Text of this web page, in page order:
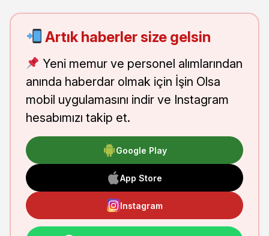
Artık haberler size gelsin
Yeni memur ve personel alımlarından
anında haberdar olmak için İşin Olsa
mobil uygulamasını indir ve Instagram
hesabımızı takip et.
Google Play
App Store
Instagram